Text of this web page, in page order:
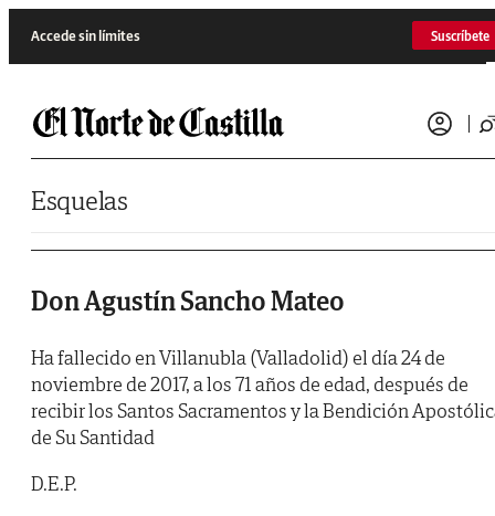
Accede sin límites Suscríbete
Esquelas
Don Agustín Sancho Mateo
Ha fallecido en Villanubla (Valladolid) el día 24 de
noviembre de 2017, a los 71 años de edad, después de
recibir los Santos Sacramentos y la Bendición
de Su Santidad
D.E.P.